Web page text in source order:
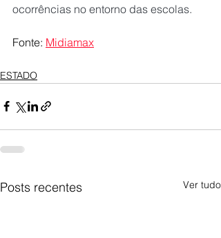
ocorrências no entorno das escolas.
Fonte: Midiamax
ESTADO
Posts recentes Ver tudo